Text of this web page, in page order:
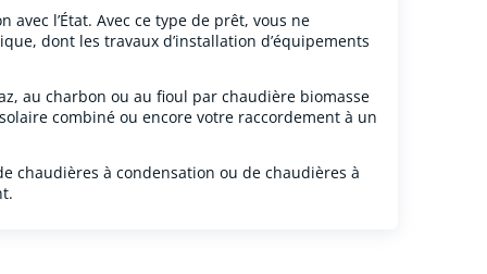
l’État. Avec ce type de prêt, vous ne
dont les travaux d’installation d’équipements
au charbon ou au fioul par chaudière biomasse
combiné ou encore votre raccordement à un
chaudières à condensation ou de chaudières à